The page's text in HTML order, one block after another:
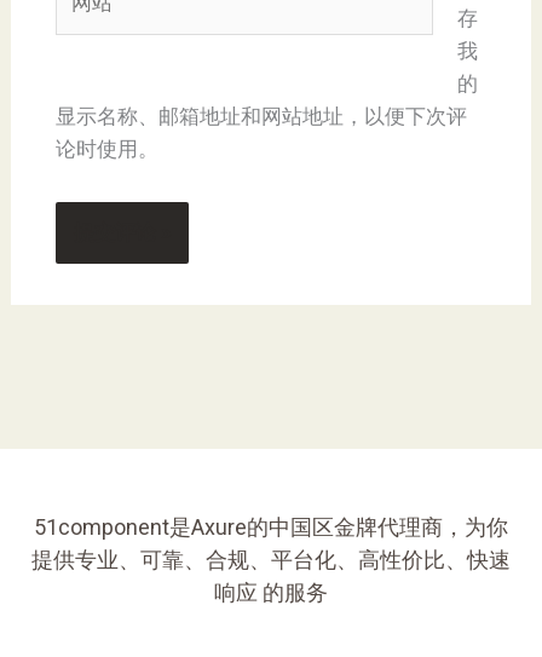
站
存
我
的
显示名称、邮箱地址和网站地址，以便下次评
论时使用。
51component是Axure的中国区金牌代理商，为你
提供专业、可靠、合规、平台化、高性价比、快速
响应 的服务